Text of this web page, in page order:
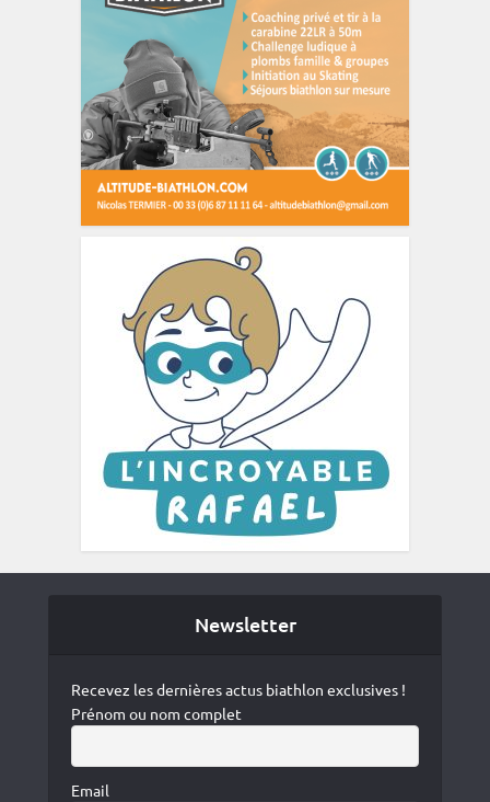
Newsletter
Recevez les dernières actus biathlon exclusives !
Prénom ou nom complet
Email